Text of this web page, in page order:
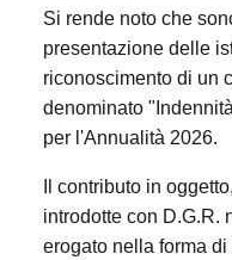
Si rende noto che
presentazione delle
riconoscimento di un
denominato
per l'Annualità 2026.
Il contributo in
introdotte con D.G.R.
erogato nella forma